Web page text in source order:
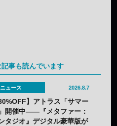
事も読んでいます
ニュース 2026.8.7
】アトラス「サマー
開催中——『メタファー：
タジオ』デジタル豪華版が